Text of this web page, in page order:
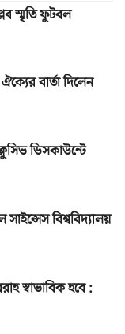
স্মৃতি ফুটবল
বার্তা দিলেন
ডিসকাউন্টে
সাইন্সেস বিশ্ববিদ্যালয়
স্বাভাবিক হবে :